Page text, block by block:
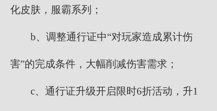
化皮肤，服霸系列；
b、调整通行证中“对玩家造成累计伤
害”的完成条件，大幅削减伤害需求；
c、通行证升级开启限时6折活动，升1